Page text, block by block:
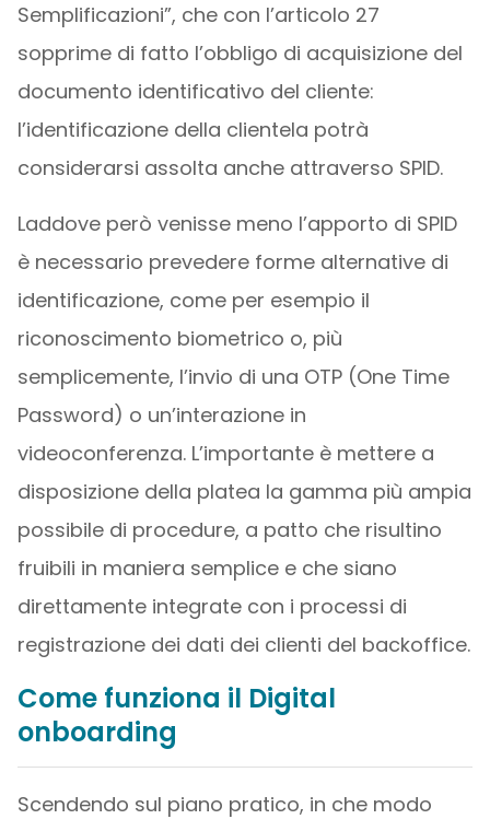
Semplificazioni”, che con l’articolo 27
sopprime di fatto l’obbligo di acquisizione del
documento identificativo del cliente:
l’identificazione della clientela potrà
considerarsi assolta anche attraverso SPID.
Laddove però venisse meno l’apporto di SPID
è necessario prevedere forme alternative di
identificazione, come per esempio il
riconoscimento biometrico o, più
semplicemente, l’invio di una OTP (One Time
Password) o un’interazione in
videoconferenza. L’importante è mettere a
disposizione della platea la gamma più ampia
possibile di procedure, a patto che risultino
fruibili in maniera semplice e che siano
direttamente integrate con i processi di
registrazione dei dati dei clienti del backoffice.
Come funziona il Digital
onboarding
Scendendo sul piano pratico, in che modo